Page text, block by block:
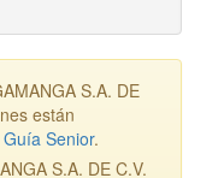
S.A. DE
están
Guía Senior.
S.A. DE C.V.